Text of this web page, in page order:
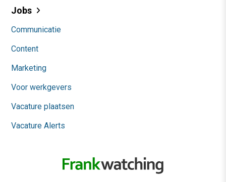
Jobs
Communicatie
Content
Marketing
Voor werkgevers
Vacature plaatsen
Vacature Alerts